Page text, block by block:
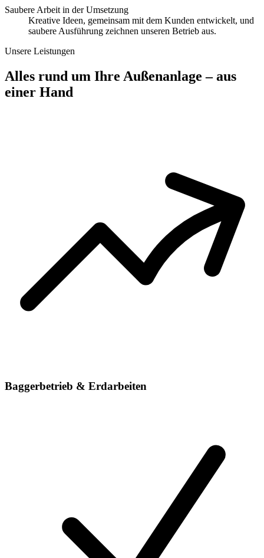
Saubere Arbeit in der Umsetzung
Kreative Ideen, gemeinsam mit dem Kunden entwickelt, und
saubere Ausführung zeichnen unseren Betrieb aus.
Unsere Leistungen
Alles rund um Ihre Außenanlage – aus
einer Hand
Baggerbetrieb & Erdarbeiten